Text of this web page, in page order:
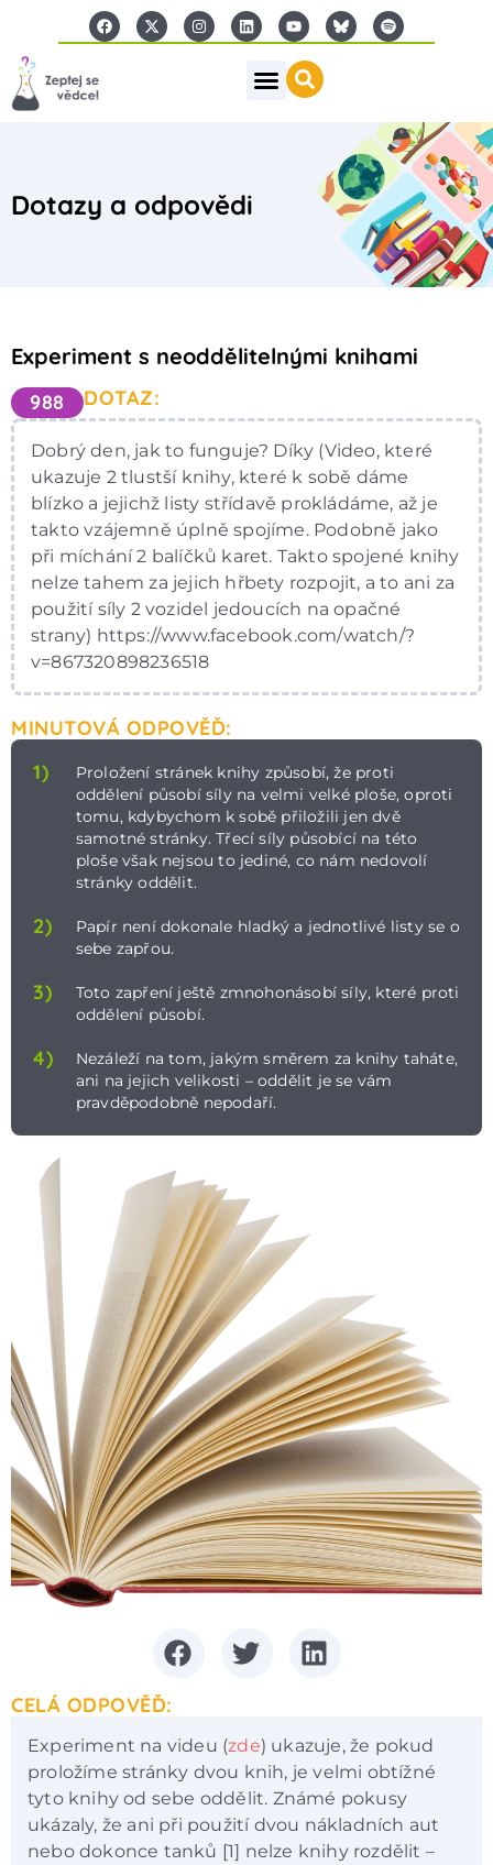
Dotazy a odpovědi
Experiment s neoddělitelnými knihami
988 DOTAZ:
Dobrý den, jak to funguje? Díky (Video, které
ukazuje 2 tlustší knihy, které k sobě dáme
blízko a jejichž listy střídavě prokládáme, až je
takto vzájemně úplně spojíme. Podobně jako
při míchání 2 balíčků karet. Takto spojené knihy
nelze tahem za jejich hřbety rozpojit, a to ani za
použití síly 2 vozidel jedoucích na opačné
strany) https://www.facebook.com/watch/?
v=867320898236518
MINUTOVÁ ODPOVĚĎ:
1)
Proložení stránek knihy způsobí, že proti
oddělení působí síly na velmi velké ploše, oproti
tomu, kdybychom k sobě přiložili jen dvě
samotné stránky. Třecí síly působící na této
ploše však nejsou to jediné, co nám nedovolí
stránky oddělit.
2)
Papír není dokonale hladký a jednotlivé listy se o
sebe zapřou.
3)
Toto zapření ještě zmnohonásobí síly, které proti
oddělení působí.
4)
Nezáleží na tom, jakým směrem za knihy taháte,
ani na jejich velikosti – oddělit je se vám
pravděpodobně nepodaří.
CELÁ ODPOVĚĎ:
Experiment na videu (zde) ukazuje, že pokud
proložíme stránky dvou knih, je velmi obtížné
tyto knihy od sebe oddělit. Známé pokusy
ukázaly, že ani při použití dvou nákladních aut
nebo dokonce tanků [1] nelze knihy rozdělit –